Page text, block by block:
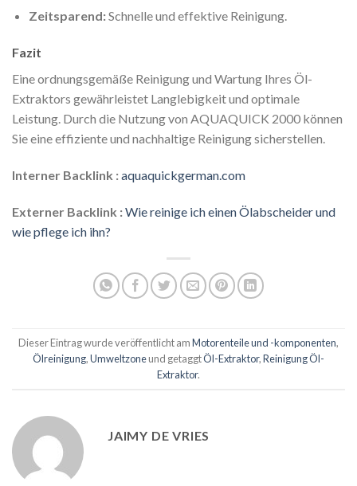
Zeitsparend:Schnelle und effektive Reinigung.
Fazit
Eine ordnungsgemäße Reinigung und Wartung Ihres Öl-
Extraktors gewährleistet Langlebigkeit und optimale
Leistung. Durch die Nutzung von AQUAQUICK 2000 können
Sie eine effiziente und nachhaltige Reinigung sicherstellen.
Interner Backlink :aquaquickgerman.com
Externer Backlink :Wie reinige ich einen Ölabscheider und
wie pflege ich ihn?
Dieser Eintrag wurde veröffentlicht amMotorenteile und -komponenten,
Ölreinigung,Umweltzoneund getaggtÖl-Extraktor,Reinigung Öl-
Extraktor.
JAIMY DE VRIES